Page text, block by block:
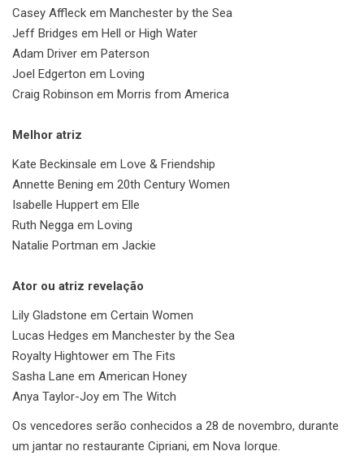
Casey Affleck em Manchester by the Sea
Jeff Bridges em Hell or High Water
Adam Driver em Paterson
Joel Edgerton em Loving
Craig Robinson em Morris from America
Melhor atriz
Kate Beckinsale em Love & Friendship
Annette Bening em 20th Century Women
Isabelle Huppert em Elle
Ruth Negga em Loving
Natalie Portman em Jackie
Ator ou atriz revelação
Lily Gladstone em Certain Women
Lucas Hedges em Manchester by the Sea
Royalty Hightower em The Fits
Sasha Lane em American Honey
Anya Taylor-Joy em The Witch
Os vencedores serão conhecidos a 28 de novembro, durante
um jantar no restaurante Cipriani, em Nova Iorque.